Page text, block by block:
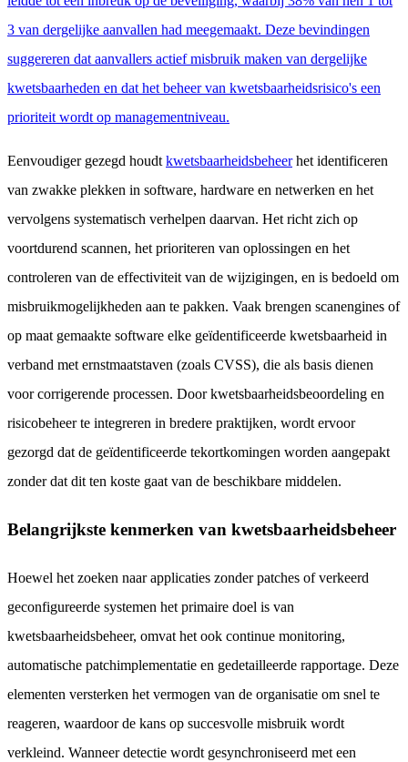
3 van dergelijke aanvallen had meegemaakt. Deze bevindingen
suggereren dat aanvallers actief misbruik maken van dergelijke
kwetsbaarheden en dat het beheer van kwetsbaarheidsrisico's een
prioriteit wordt op managementniveau.
Eenvoudiger gezegd houdt kwetsbaarheidsbeheerhet identificeren
van zwakke plekken in software, hardware en netwerken en het
vervolgens systematisch verhelpen daarvan. Het richt zich op
voortdurend scannen, het prioriteren van oplossingen en het
controleren van de effectiviteit van de wijzigingen, en is bedoeld om
misbruikmogelijkheden aan te pakken. Vaak brengen scanengines of
op maat gemaakte software elke geïdentificeerde kwetsbaarheid in
verband met ernstmaatstaven (zoals CVSS), die als basis dienen
voor corrigerende processen. Door kwetsbaarheidsbeoordeling en
risicobeheer te integreren in bredere praktijken, wordt ervoor
gezorgd dat de geïdentificeerde tekortkomingen worden aangepakt
zonder dat dit ten koste gaat van de beschikbare middelen.
Belangrijkste kenmerken van kwetsbaarheidsbeheer
Hoewel het zoeken naar applicaties zonder patches of verkeerd
geconfigureerde systemen het primaire doel is van
kwetsbaarheidsbeheer, omvat het ook continue monitoring,
automatische patchimplementatie en gedetailleerde rapportage. Deze
elementen versterken het vermogen van de organisatie om snel te
reageren, waardoor de kans op succesvolle misbruik wordt
verkleind. Wanneer detectie wordt gesynchroniseerd met een